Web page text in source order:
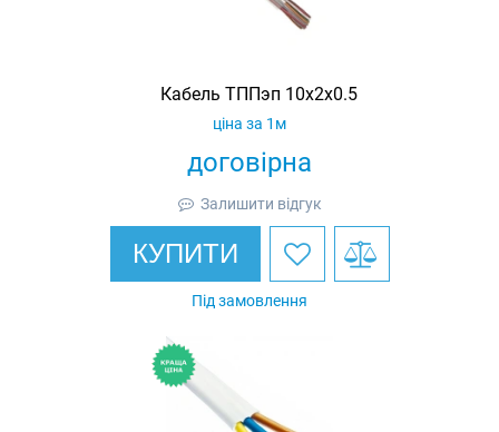
Кабель ТППэп 10х2х0.5
договірна
ціна за 1м
Залишити відгук
КУПИТИ
Під замовлення